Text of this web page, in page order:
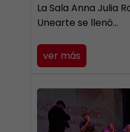
​La Sala Anna Julia
Unearte se llenó…
ver más